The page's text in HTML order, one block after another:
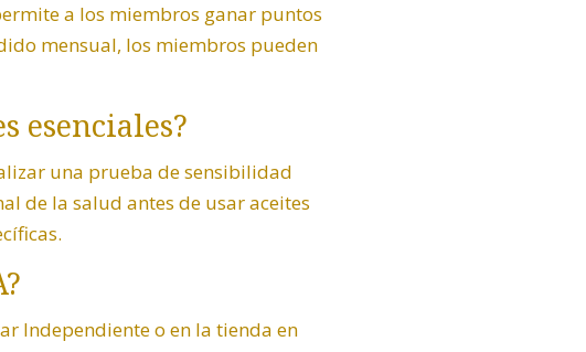
a los miembros ganar puntos
mensual, los miembros pueden
esenciales?
una prueba de sensibilidad
de la salud antes de usar aceites
Independiente o en la tienda en